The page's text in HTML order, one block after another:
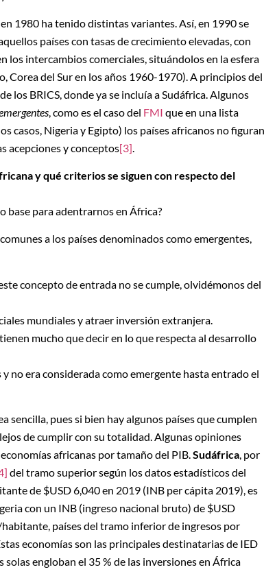
1980 ha tenido distintas variantes. Así, en 1990 se
países con tasas de crecimiento elevadas, con
los intercambios comerciales, situándolos en la esfera
Corea del Sur en los años 1960-1970). A principios del
los BRICS, donde ya se incluía a Sudáfrica. Algunos
, como es el caso del FMI que en una lista
casos, Nigeria y Egipto) los países africanos no
acepciones y conceptos[3]
y qué criterios se siguen con respecto del
base para adentrarnos en África?
a los países denominados como emergentes,
concepto de entrada no se cumple, olvidémonos del
mundiales y atraer inversión extranjera.
mucho que decir en lo que respecta al desarrollo
no era considerada como emergente hasta entrado el
sencilla, pues si bien hay algunos países que cumplen
de cumplir con su totalidad. Algunas opiniones
africanas por tamaño del PIB.Sudáfrica, por
del tramo superior según los datos estadísticos del
de $USD 6,040 en 2019 (INB per cápita 2019), es
con un INB (ingreso nacional bruto) de $USD
países del tramo inferior de ingresos por
economías son las principales destinatarias de IED
engloban el 35 % de las inversiones en África